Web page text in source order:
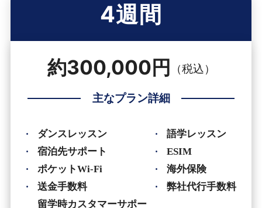
4週間
約300,000円 （税込）
主なプラン詳細
ダンスレッスン
宿泊先サポート
ポケットWi-Fi
送金手数料
留学時カスタマーサポー
語学レッスン
ESIM
海外保険
弊社代行手数料